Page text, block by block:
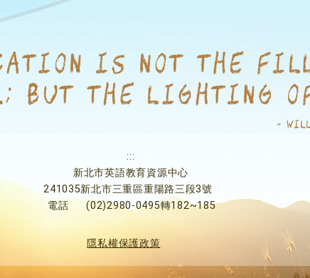
:::
新北市英語教育資源中心
241035新北市三重區重陽路三段3號
電話
(02)2980-0495轉182~185
隱私權保護政策